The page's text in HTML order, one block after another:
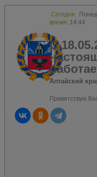
Сегодня:
время:14:44
С
Алтайский
Приветствую